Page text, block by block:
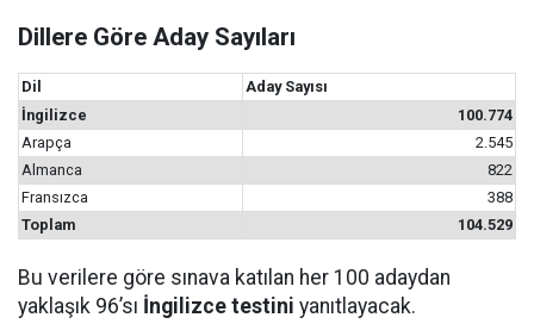
Dillere Göre Aday Sayıları
Dil
Aday Sayısı
İngilizce
100.774
Arapça
2.545
Almanca
822
Fransızca
388
Toplam
104.529
Bu verilere göre sınava katılan her 100 adaydan
yaklaşık 96’sı İngilizce testini yanıtlayacak.